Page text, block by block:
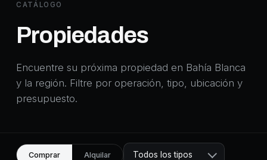
CATÁLOGO
Propiedades
Encuentre su próxima propiedad en Bahía Blanca
y la región. Filtre por operación, tipo, ubicación y
presupuesto.
Comprar Alquilar Todos los tipos